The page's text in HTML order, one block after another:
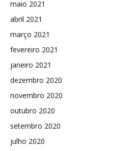
maio 2021
abril 2021
março 2021
fevereiro 2021
janeiro 2021
dezembro 2020
novembro 2020
outubro 2020
setembro 2020
julho 2020